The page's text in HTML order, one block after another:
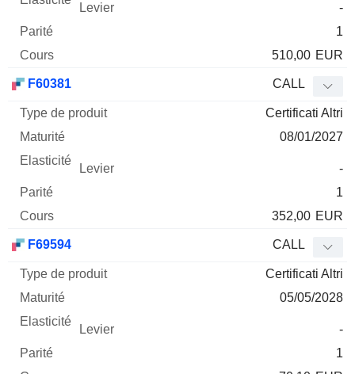
-
1
510,00 EUR
F60381 CALL
Certificati Altri
08/01/2027
-
1
352,00 EUR
F69594 CALL
Certificati Altri
05/05/2028
-
1